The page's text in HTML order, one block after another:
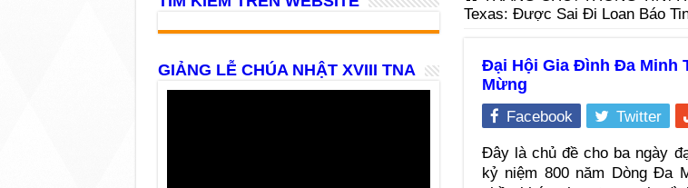
Texas: Được Sai Đi Loan Báo
Đại Hội Gia Đình Đa Minh
Mừng
Facebook Twitter
Đây là chủ đề cho ba ngày
kỷ niệm 800 năm Dòng Đa
GIẢNG LỄ CHÚA NHẬT XVIII TNA